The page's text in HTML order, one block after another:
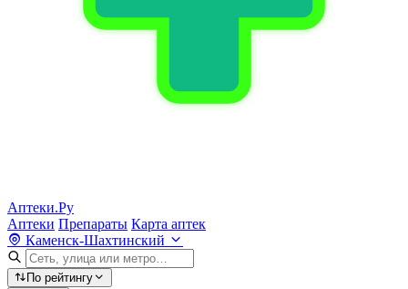
Аптеки.Ру
Аптеки Препараты Карта аптек
Каменск-Шахтинский
По рейтингу